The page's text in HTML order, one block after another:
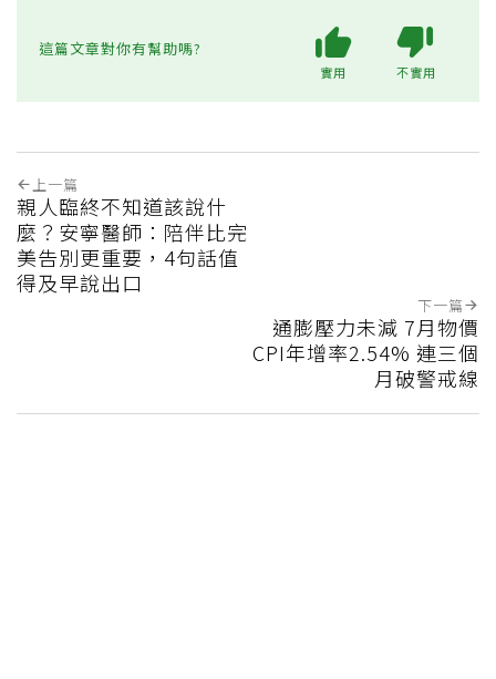
這篇文章對你有幫助嗎?
實用 不實用
上一篇
親人臨終不知道該說什
麼？安寧醫師：陪伴比完
美告別更重要，4句話值
得及早說出口
下一篇
通膨壓力未減 7月物價
CPI年增率2.54% 連三個
月破警戒線